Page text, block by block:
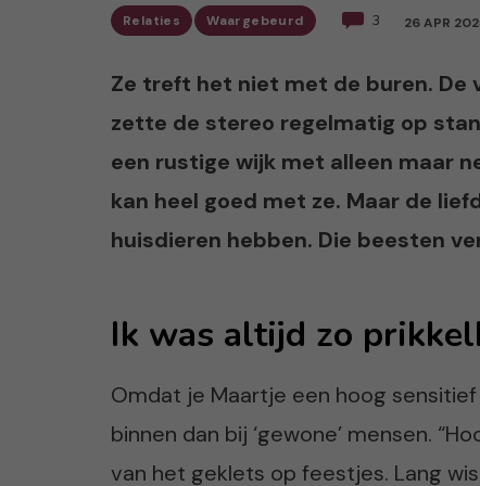
Relaties Waargebeurd 3 26 APR
Ze treft het niet met de buren. De
zette de stereo regelmatig op
een rustige wijk met alleen maar
kan heel goed met ze. Maar de
huisdieren hebben. Die beesten
Ik was altijd zo
Omdat je Maartje een hoog
binnen dan bij ‘gewone’ mensen.
van het geklets op feestjes. Lang